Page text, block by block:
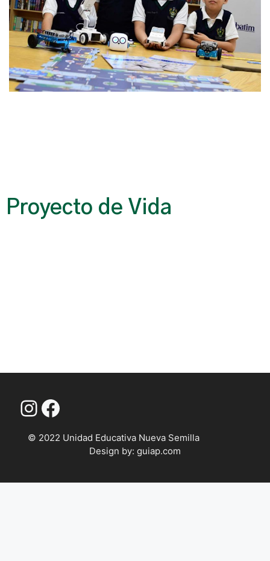
Proyecto de Vida
© 2022 Unidad Educativa Nueva Semilla
Design by: guiap.com